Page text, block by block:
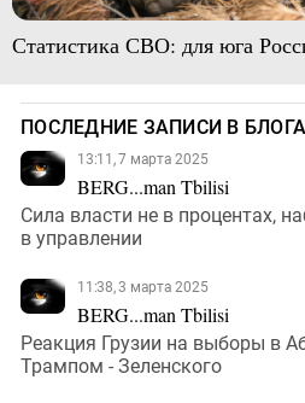
Статистика СВО: для юга
ПОСЛЕДНИЕ ЗАПИСИ В
13:11, 7 марта 2025
BERG...man Tbilisi
Сила власти не в процентах,
в управлении
11:38, 3 марта 2025
BERG...man Tbilisi
Реакция Грузии на выборы в
Трампом - Зеленского